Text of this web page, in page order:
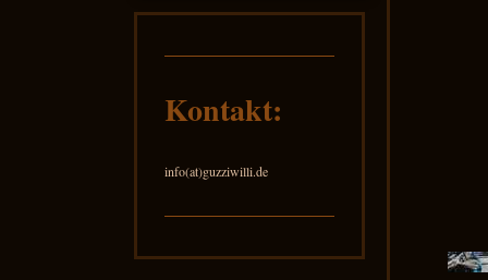
Kontakt:
info(at)guzziwilli.de